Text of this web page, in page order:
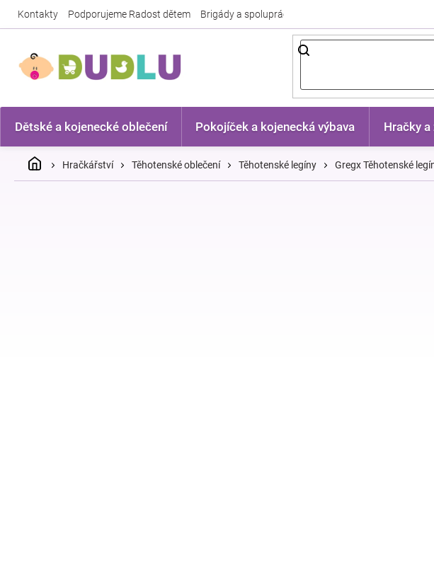
Kontakty Podporujeme Radost dětem Brigády a spolupráce
Dětské a kojenecké oblečení Pokojíček a kojenecká výbava Hračky
DomůHračkářství Těhotenské oblečení Těhotenské legíny Gregx Těhotenské